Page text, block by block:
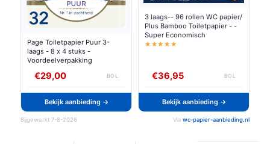
Page Toiletpapier Puur 3-
laags - 8 x 4 stuks -
Voordeelverpakking
€29,00 BOL
Bekijk aanbieding →
3 laags-- 96 rollen WC papier/
Plus Bamboo Toiletpapier - -
Super Economisch
★★★★★
€36,95 BOL
Bekijk aanbieding →
Bijgewerkt 7-8-2026 Via wc-papier-aanbieding.nl